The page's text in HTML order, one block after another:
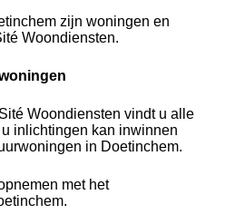
zijn woningen en
Woondiensten.
Woondiensten vindt u alle
inlichtingen kan inwinnen
in Doetinchem.
met het